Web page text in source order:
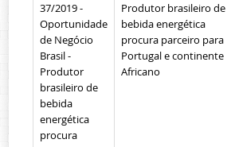
37/2019 -
Oportunidade
de Negócio
Brasil -
Produtor
brasileiro de
bebida
energética
procura
Produtor brasileiro de
bebida energética
procura parceiro para
Portugal e continente
Africano